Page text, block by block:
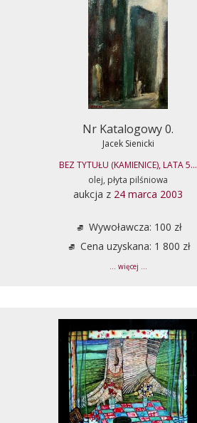
Nr Katalogowy 0.
Jacek Sienicki
BEZ TYTUŁU (KAMIENICE), LATA 5...
olej, płyta pilśniowa
aukcja z 24 marca 2003
Wywoławcza: 100 zł
Cena uzyskana: 1 800 zł
... więcej ...